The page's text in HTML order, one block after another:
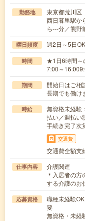
勤務地
東京都荒川区
西日暮里駅か
ら---分／熊野
曜日頻度 週2日～5日
時間
★1日6時間～
7:00～
期間
開始日はご
長期でも働け
時給
無資格未経
払い／週払い
手続き完了次
交通費
交通費全額支
仕事内容
介護関連
＊入居者の
する介護のお
応募資格
職種未経験
要
無資格・未